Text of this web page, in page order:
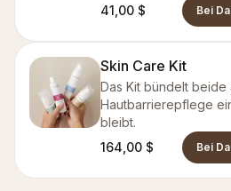
41,00 $
Bei
Skin Care Kit
Das Kit bündelt beide
Hautbarrierepflege
bleibt.
164,00 $
Bei